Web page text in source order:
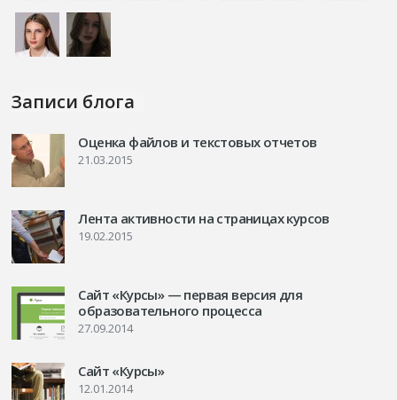
Записи блога
Оценка файлов и текстовых отчетов
21.03.2015
Лента активности на страницах курсов
19.02.2015
Сайт «Курсы» — первая версия для
образовательного процесса
27.09.2014
Сайт «Курсы»
12.01.2014